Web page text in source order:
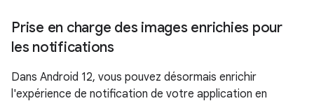
Prise en charge des images enrichies pour
les notifications
Dans Android 12, vous pouvez désormais enrichir
l'expérience de notification de votre application en